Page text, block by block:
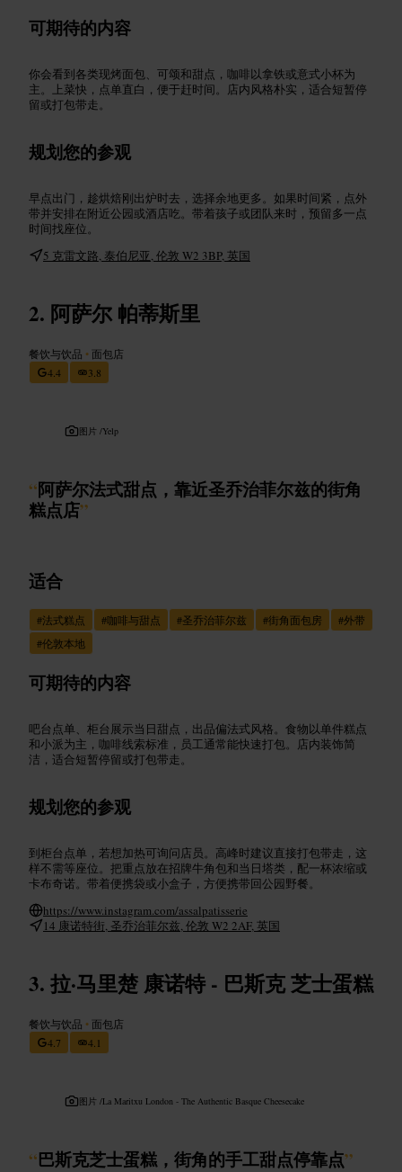
可期待的内容
你会看到各类现烤面包、可颂和甜点，咖啡以拿铁或意式小杯为
主。上菜快，点单直白，便于赶时间。店内风格朴实，适合短暂停
留或打包带走。
规划您的参观
早点出门，趁烘焙刚出炉时去，选择余地更多。如果时间紧，点外
带并安排在附近公园或酒店吃。带着孩子或团队来时，预留多一点
时间找座位。
5 克雷文路, 泰伯尼亚, 伦敦 W2 3BP, 英国
阿萨尔 帕蒂斯里
餐饮与饮品 • 面包店
4.4
3.8
图片 /Yelp
“阿萨尔法式甜点，靠近圣乔治菲尔兹的街角
糕点店”
适合
#法式糕点 #咖啡与甜点 #圣乔治菲尔兹 #街角面包房 #外带
#伦敦本地
可期待的内容
吧台点单、柜台展示当日甜点，出品偏法式风格。食物以单件糕点
和小派为主，咖啡线索标准，员工通常能快速打包。店内装饰简
洁，适合短暂停留或打包带走。
规划您的参观
到柜台点单，若想加热可询问店员。高峰时建议直接打包带走，这
样不需等座位。把重点放在招牌牛角包和当日塔类，配一杯浓缩或
卡布奇诺。带着便携袋或小盒子，方便携带回公园野餐。
https://www.instagram.com/assalpatisserie
14 康诺特街, 圣乔治菲尔兹, 伦敦 W2 2AF, 英国
拉·马里楚 康诺特 - 巴斯克 芝士蛋糕
餐饮与饮品 • 面包店
4.7
4.1
图片 /La Maritxu London - The Authentic Basque Cheesecake
“巴斯克芝士蛋糕，街角的手工甜点停靠点”